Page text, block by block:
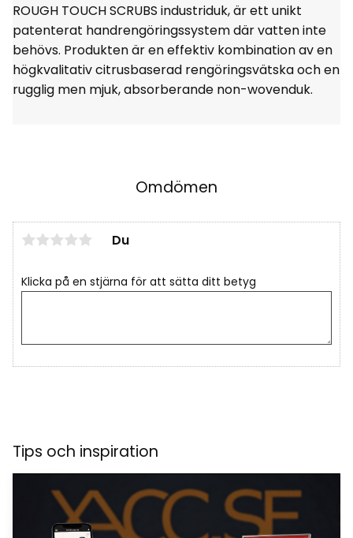
ROUGH TOUCH SCRUBS industriduk, är ett unikt
patenterat handrengöringssystem där vatten inte
behövs. Produkten är en effektiv kombination av en
högkvalitativ citrusbaserad rengöringsvätska och en
rugglig men mjuk, absorberande non-wovenduk.
Omdömen
Du
Klicka på en stjärna för att sätta ditt betyg
Tips och inspiration